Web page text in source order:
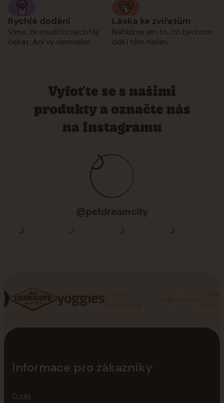
Rychlé dodání
Víme, že mazlíčci nechtějí
čekat. Ani vy nemusíte.
Láska ke zvířatům
Nabízíme jen to, co bychom
dali i těm našim.
Informace pro zákazníky
O nás
Vyfoťte se s našimi
produkty a označte nás
na Instagramu